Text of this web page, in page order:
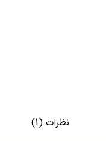
نظرات (1)